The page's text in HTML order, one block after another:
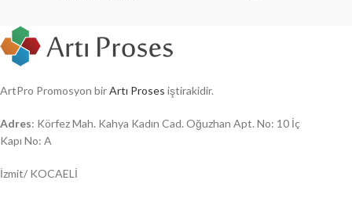
ArtPro Promosyon birArtı Proses iştirakidir.
Adres: Körfez Mah. Kahya Kadın Cad. Oğuzhan Apt. No: 10 İç
Kapı No: A
İzmit/ KOCAELİ